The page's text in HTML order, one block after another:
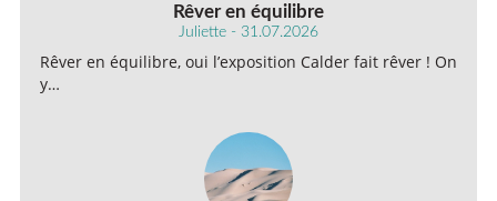
Rêver en équilibre
Juliette - 31.07.2026
Rêver en équilibre, oui l’exposition Calder fait rêver ! On
y…